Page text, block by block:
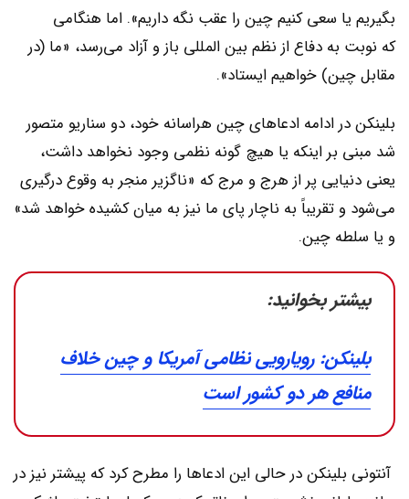
بگیریم یا سعی کنیم چین را عقب نگه داریم». اما هنگامی
که نوبت به دفاع از نظم بین المللی باز و آزاد می‌رسد، «ما (در
مقابل چین) خواهیم ایستاد».
بلینکن در ادامه ادعاهای چین هراسانه خود، دو سناریو متصور
شد مبنی بر اینکه یا هیچ گونه نظمی وجود نخواهد داشت،
یعنی دنیایی پر از هرج و مرج که «ناگزیر منجر به وقوع درگیری
می‌شود و تقریباً به ناچار پای ما نیز به میان کشیده خواهد شد»
و یا سلطه چین.
بیشتر بخوانید:
بلینکن: رویارویی نظامی آمریکا و چین خلاف
منافع هر دو کشور است
آنتونی بلینکن در حالی این ادعاها را مطرح کرد که پیشتر نیز در